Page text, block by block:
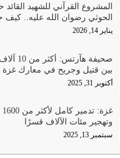
قيِّم نفسك هنا اترك
وأعرض ما لديك على…
هو عدو الله معناه أن
الله عليه إذا…
الأمة ان تكون خير امة أخرجت
المشروع القرآني للشهيد
الحوثي رضوان الله عليه..
يناير 14, 2026
صحيفة
بين قتيل وجريح في معارك غزة
أكتوبر 31, 2025
وتهجير مئات الآلاف قسرًا
سبتمبر 13, 2025